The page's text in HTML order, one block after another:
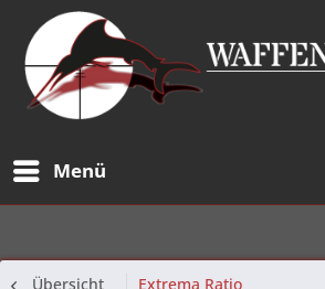
Menü
Übersicht Extrema Ratio